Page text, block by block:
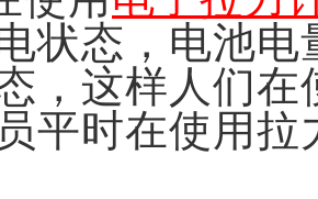
状态，电池
，这样人们
平时在使用